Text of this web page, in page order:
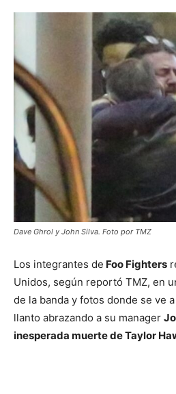
Dave Ghrol y John Silva. Foto por TMZ
Los integrantes de Foo Fighters
Unidos, según reportó TMZ, en
de la banda y fotos donde se ve a
llanto abrazando a su manager
inesperada muerte de Taylor